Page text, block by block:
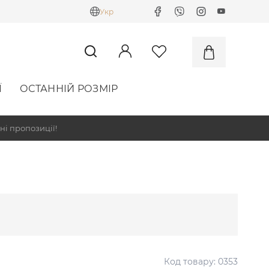
Укр
ОСТАННІЙ РОЗМІР
пропозиції!
Код товару: 0353